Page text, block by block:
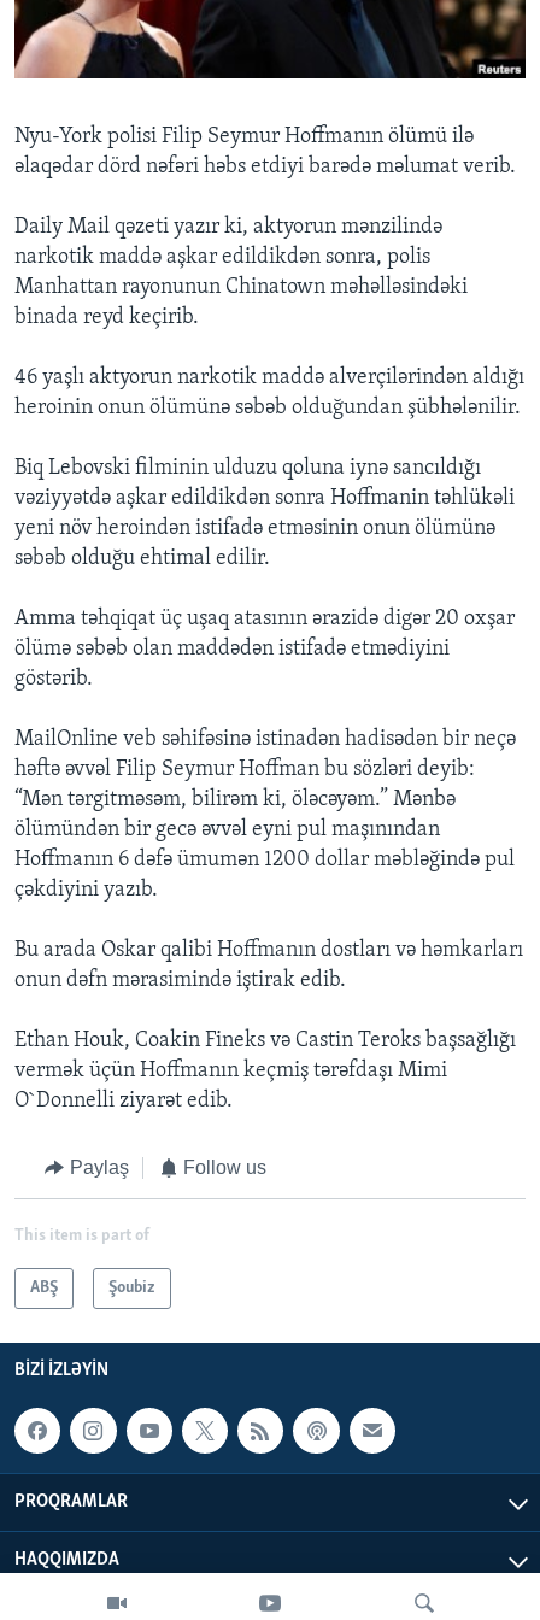
BIZI IZLƏYIN
Dillər
Nyu-York polisi Filip Seymur Hoffmanın ölümü ilə
əlaqədar dörd nəfəri həbs etdiyi barədə məlumat verib.
Daily Mail qəzeti yazır ki, aktyorun mənzilində
narkotik maddə aşkar edildikdən sonra, polis
Manhattan rayonunun Chinatown məhəlləsindəki
binada reyd keçirib.
46 yaşlı aktyorun narkotik maddə alverçilərindən aldığı
heroinin onun ölümünə səbəb olduğundan şübhələnilir.
Biq Lebovski filminin ulduzu qoluna iynə sancıldığı
vəziyyətdə aşkar edildikdən sonra Hoffmanin təhlükəli
yeni növ heroindən istifadə etməsinin onun ölümünə
səbəb olduğu ehtimal edilir.
Amma təhqiqat üç uşaq atasının ərazidə digər 20 oxşar
ölümə səbəb olan maddədən istifadə etmədiyini
göstərib.
MailOnline veb səhifəsinə istinadən hadisədən bir neçə
həftə əvvəl Filip Seymur Hoffman bu sözləri deyib:
“Mən tərgitməsəm, bilirəm ki, öləcəyəm.” Mənbə
ölümündən bir gecə əvvəl eyni pul maşınından
Hoffmanın 6 dəfə ümumən 1200 dollar məbləğində pul
çəkdiyini yazıb.
Bu arada Oskar qalibi Hoffmanın dostları və həmkarları
onun dəfn mərasimində iştirak edib.
Ethan Houk, Coakin Fineks və Castin Teroks başsağlığı
vermək üçün Hoffmanın keçmiş tərəfdaşı Mimi
O`Donnelli ziyarət edib.
Paylaş Follow us
This item is part of
ABŞ Şoubiz
BIZI IZLƏYIN
PROQRAMLAR
HAQQIMIZDA